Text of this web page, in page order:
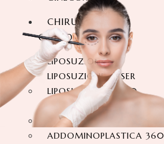
CHIRURGIA DEL
CORPO
LIPOSUZIONE
LIPOSUZIONE VASER
LIPOSUZIONE A 360
GRADI
ADDOMINOPLASTICA
ADDOMINOPLASTICA 360